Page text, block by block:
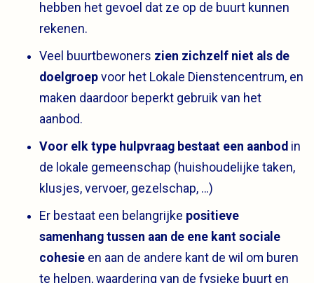
hebben het gevoel dat ze op de buurt kunnen
rekenen.
Veel buurtbewoners zien zichzelf niet als de
doelgroep voor het Lokale Dienstencentrum, en
maken daardoor beperkt gebruik van het
aanbod.
Voor elk type hulpvraag bestaat een aanbod in
de lokale gemeenschap (huishoudelijke taken,
klusjes, vervoer, gezelschap, …)
Er bestaat een belangrijke positieve
samenhang tussen aan de ene kant sociale
cohesie en aan de andere kant de wil om buren
te helpen, waardering van de fysieke buurt en